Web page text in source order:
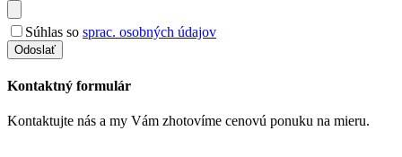
Súhlas so sprac. osobných údajov
Odoslať
Kontaktný formulár
Kontaktujte nás a my Vám zhotovíme cenovú ponuku na mieru.